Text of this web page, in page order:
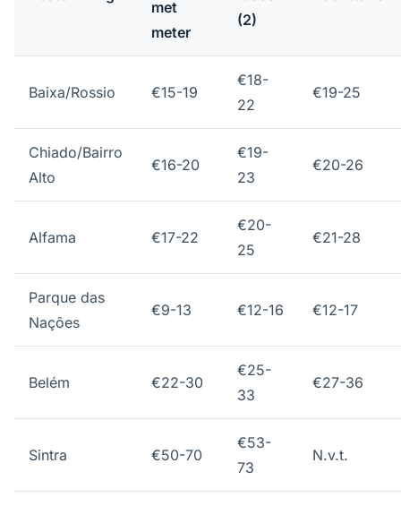
met
meter
(2)
Baixa/Rossio €15-19
€18-
22
€19-25
Chiado/Bairro
Alto
€16-20
€19-
23
€20-26
Alfama €17-22
€20-
25
€21-28
Parque das
Nações
€9-13 €12-16 €12-17
Belém €22-30
€25-
33
€27-36
Sintra €50-70
€53-
73
N.v.t.